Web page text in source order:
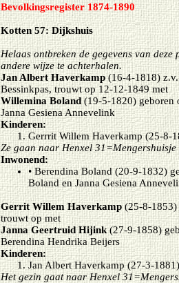
Bevolkingsregister 1874-1890
Kotten 57: Dijkshuis
Helaas ontbreken de gegevens van
andere wijze te achterhalen.
Jan Albert Haverkamp(16-4-1818)
Bessinkpas, trouwt op 12-12-1849 met
Willemina Boland(19-5-1820) geboren
Janna Gesiena Annevelink
Kinderen:
Gerrrit Willem Haverkamp (25-8-
Ze gaan naar Henxel 31=Mengershuisje
Inwonend:
• Berendina Boland (20-9-1832)
Boland en Janna Gesiena
Gerrit Willem Haverkamp(25-8-1853)
trouwt op met
Janna Geertruid Hijink(27-9-1858)
Berendina Hendrika Beijers
Kinderen:
Jan Albert Haverkamp (27-3-1881)
Het gezin gaat naar Henxel